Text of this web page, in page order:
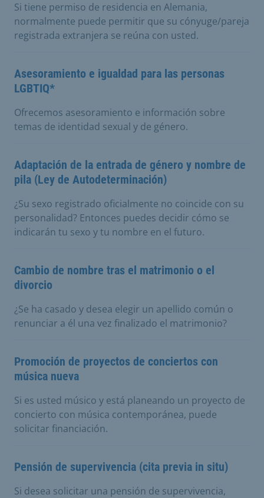
Si tiene permiso de residencia en Alemania,
normalmente puede permitir que su cónyuge/pareja
registrada extranjera se reúna con usted.
Asesoramiento e igualdad para las personas
LGBTIQ*
Ofrecemos asesoramiento e información sobre
temas de identidad sexual y de género.
Adaptación de la entrada de género y nombre de
pila (Ley de Autodeterminación)
¿Su sexo registrado oficialmente no coincide con su
personalidad? Entonces puedes decidir cómo se
indicarán tu sexo y tu nombre en el futuro.
Cambio de nombre tras el matrimonio o el
divorcio
¿Se ha casado y desea elegir un apellido común o
renunciar a él una vez finalizado el matrimonio?
Promoción de proyectos de conciertos con
música nueva
Si es usted músico y está planeando un proyecto de
concierto con música contemporánea, puede
solicitar financiación.
Pensión de supervivencia (cita previa in situ)
Si desea solicitar una pensión de supervivencia,